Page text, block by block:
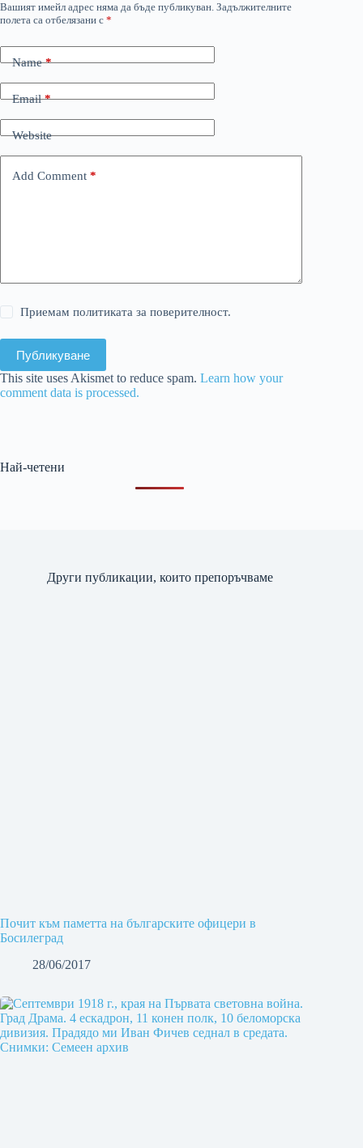
Вашият имейл адрес няма да бъде публикуван. Задължителните
полета са отбелязани с *
Name*
Email*
Website
Add Comment *
Приемам политиката за поверителност.
Публикуване
This site uses Akismet to reduce spam. Learn how your
comment data is processed.
Най-четени
Други публикации, които препоръчваме
Почит към паметта на българските офицери в
Босилеград
28/06/2017